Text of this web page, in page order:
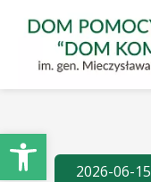
Otwórz pasek narzędzi
2026-06-15